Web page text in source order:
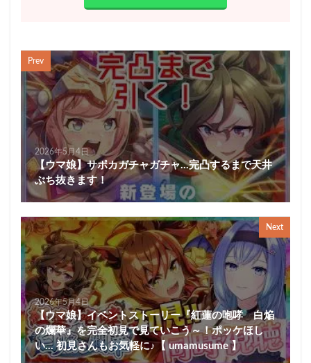
Prev
2026年5月4日
【ウマ娘】サポカガチャガチャ…完凸するまで天井
ぶち抜きます！
Next
2026年5月4日
【ウマ娘】イベントストーリー『紅蓮の咆哮 白焔
の爛華』を完全初見で見ていこう～！ポッケほし
い… 初見さんもお気軽に♪【 umamusume 】